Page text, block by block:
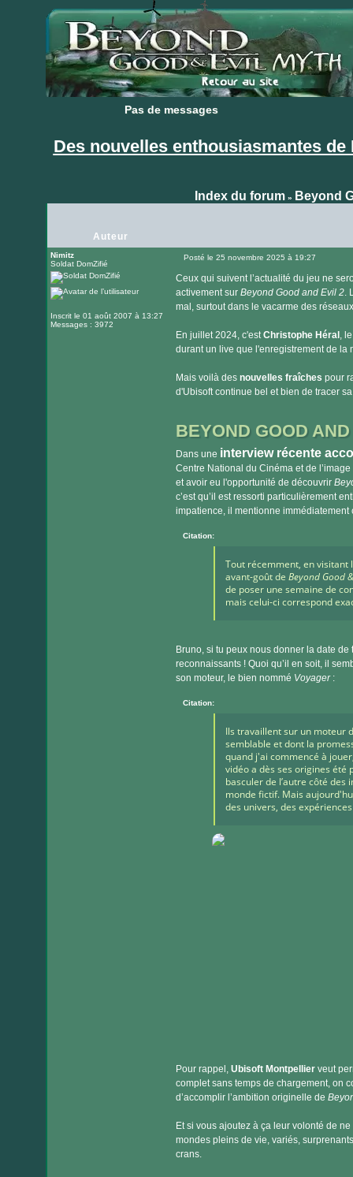
Pas de messages
Pas de messages
Des nouvelles enthousiasmantes
Index du forum» Beyond
Auteur
Nimitz
Soldat DomZifié
Inscrit le 01 août 2007 à 13:27
Messages : 3972
Posté le 25 novembre 2025 à 19:27
Ceux qui suivent l’actualité du jeu ne
activement sur Beyond Good and Evil 2.
mal, surtout dans le vacarme des
En juillet 2024, c'estChristophe Héral ,
durant un live que l'enregistrement de la
Mais voilà des nouvelles fraîches pour
d'Ubisoft continue bel et bien de tracer
BEYOND GOOD
Dans une interview récente
Centre National du Cinéma et de
et avoir eu l'opportunité de découvrir
c’est qu’il est ressorti particulièrement
impatience, il mentionne
Citation:
Tout récemment, en visitant
avant-goût de Beyond Good
de poser une semaine de
mais celui-ci correspond
Bruno, si tu peux nous donner la date
reconnaissants ! Quoi qu’il en soit, il
son moteur, le bien nommé Voyager:
Citation:
Ils travaillent sur un moteur
semblable et dont la
quand j'ai commencé à
vidéo a dès ses origines été
basculer de l’autre côté des
monde fictif. Mais
des univers, des
Pour rappel, Ubisoft Montpellierveut
complet sans temps de chargement, on
d’accomplir l’ambition originelle de
Et si vous ajoutez à ça leur volonté de
mondes pleins de vie, variés,
crans.